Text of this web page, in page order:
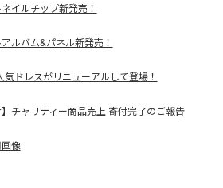
イルチップ新発売！
ルバム&パネル新発売！
気ドレスがリニューアルして登場！
】チャリティー商品売上 寄付完了のご報告
像